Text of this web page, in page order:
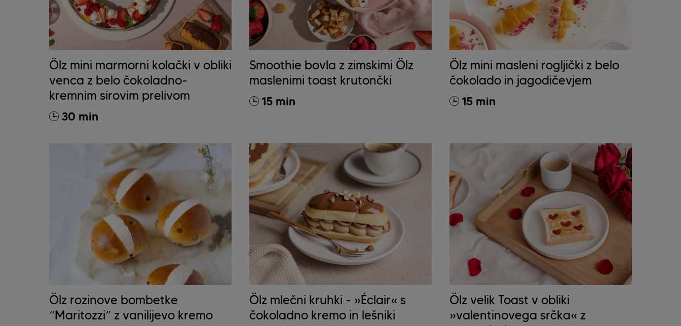
Ölz mini marmorni kolački v obliki
venca z belo čokoladno-
kremnim sirovim prelivom
30 min
Smoothie bovla z zimskimi Ölz
maslenimi toast krutončki
15 min
Ölz mini masleni rogljički z belo
čokolado in jagodičevjem
15 min
Ölz rozinove bombetke
“Maritozzi” z vanilijevo kremo
Ölz mlečni kruhki - »Éclair« s
čokoladno kremo in lešniki
Ölz velik Toast v obliki
»valentinovega srčka« z